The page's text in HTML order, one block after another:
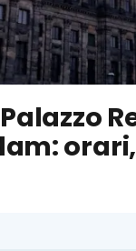
orari,